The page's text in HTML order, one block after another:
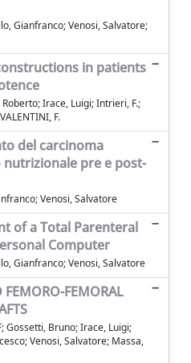
Gianfranco; Venosi, Salvatore;
in patients
Irace, Luigi; Intrieri, F.;
F.
del carcinoma
pre e post-
Venosi, Salvatore
of a Total Parenteral
Computer
Gianfranco; Venosi, Salvatore
FEMORAL
Gossetti, Bruno; Irace, Luigi;
Venosi, Salvatore; Massa,